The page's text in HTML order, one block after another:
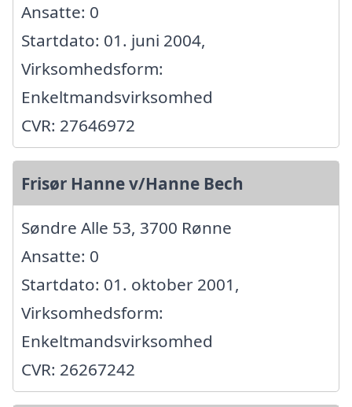
Ansatte: 0
Startdato: 01. juni 2004,
Virksomhedsform:
Enkeltmandsvirksomhed
CVR: 27646972
Frisør Hanne v/Hanne Bech
Søndre Alle 53, 3700 Rønne
Ansatte: 0
Startdato: 01. oktober 2001,
Virksomhedsform:
Enkeltmandsvirksomhed
CVR: 26267242